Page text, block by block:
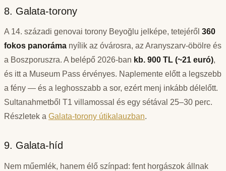
8. Galata-torony
A 14. századi genovai torony Beyoğlu jelképe, tetejéről 360
fokos panoráma nyílik az óvárosra, az Aranyszarv-öbölre és
a Boszporuszra. A belépő 2026-ban kb. 900 TL (~21 euró),
és itt a Museum Pass érvényes. Naplemente előtt a legszebb
a fény — és a leghosszabb a sor, ezért menj inkább délelőtt.
Sultanahmetből T1 villamossal és egy sétával 25–30 perc.
Részletek a Galata-torony útikalauzban.
9. Galata-híd
Nem műemlék, hanem élő színpad: fent horgászok állnak